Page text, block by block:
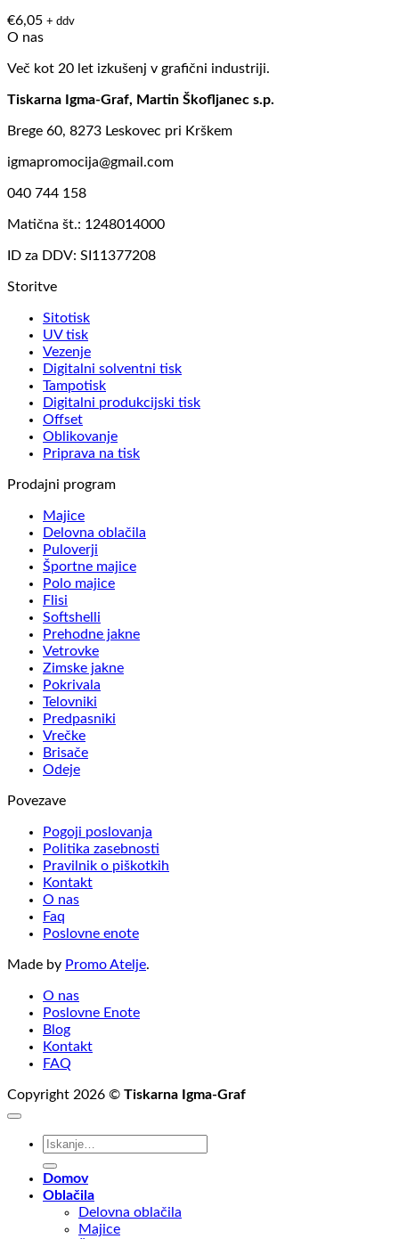
€6,05 + ddv
O nas
Več kot 20 let izkušenj v grafični industriji.
Tiskarna Igma-Graf, Martin Škofljanec s.p.
Brege 60, 8273 Leskovec pri Krškem
igmapromocija@gmail.com
040 744 158
Matična št.: 1248014000
ID za DDV: SI11377208
Storitve
Sitotisk
UV tisk
Vezenje
Digitalni solventni tisk
Tampotisk
Digitalni produkcijski tisk
Offset
Oblikovanje
Priprava na tisk
Prodajni program
Majice
Delovna oblačila
Puloverji
Športne majice
Polo majice
Flisi
Softshelli
Prehodne jakne
Vetrovke
Zimske jakne
Pokrivala
Telovniki
Predpasniki
Vrečke
Brisače
Odeje
Povezave
Pogoji poslovanja
Politika zasebnosti
Pravilnik o piškotkih
Kontakt
O nas
Faq
Poslovne enote
Made by Promo Atelje.
O nas
Poslovne Enote
Blog
Kontakt
FAQ
Copyright 2026 © Tiskarna Igma-Graf
Išči:
Domov
Oblačila
Delovna oblačila
Majice